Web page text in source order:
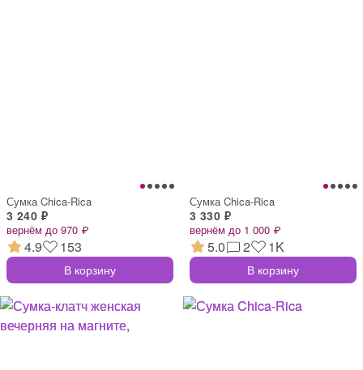
Сумка Chica-Rica
3 240 ₽
вернём до 970 ₽
4.9 153
В корзину
Сумка Chica-Rica
3 330 ₽
вернём до 1 000 ₽
5.0 2 1K
В корзину